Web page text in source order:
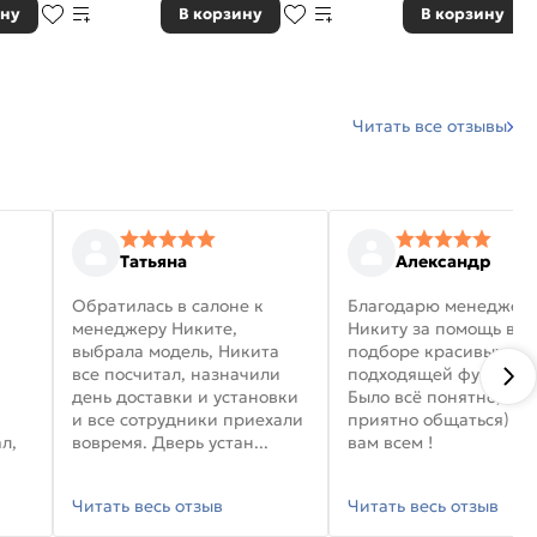
В корзину В корзину
Читать все отзывы
Татьяна
Обратилась в салоне к
менеджеру Никите,
выбрала модель, Никита
все посчитал, назначили
день доставки и установки
и все сотрудники приехали
вовремя. Дверь устан...
Читать весь отзыв
Александр
Благодарю
Никиту за помощь в
подборе красивых
подходящей
Было всё понятно, и
приятно общаться)
вам всем !
Читать весь отзыв